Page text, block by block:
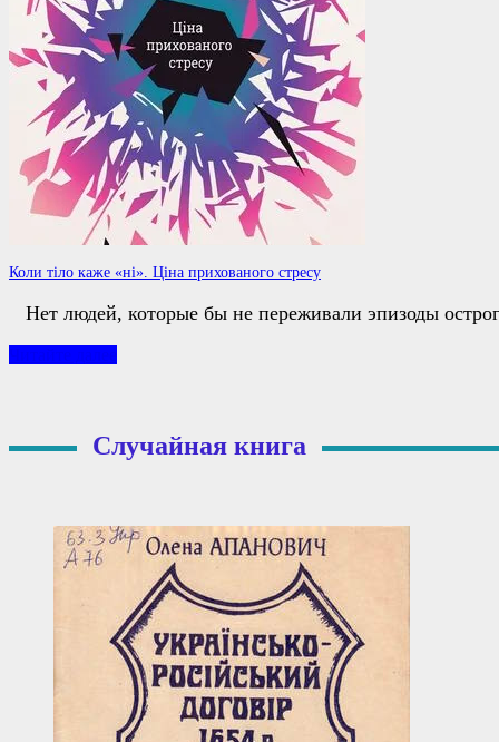
Коли тіло каже «ні». Ціна прихованого стресу
Нет людей, которые бы не переживали эпизоды
прихованогоСлучайная книга